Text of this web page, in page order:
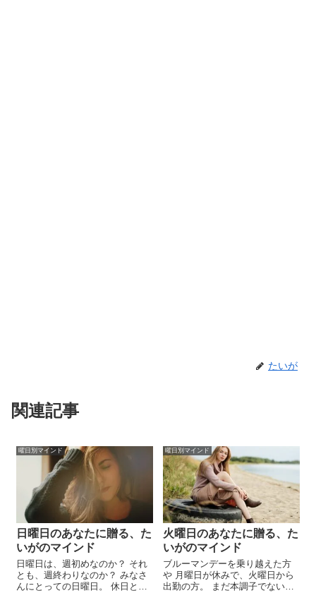
たいが
関連記事
曜日別マインド
日曜日のあなたに贈る、た
いがのマインド
日曜日は、週初めなのか？ それ
とも、週終わりなのか？ みなさ
んにとっての日曜日。 休日とな
曜日別マインド
火曜日のあなたに贈る、た
いがのマインド
ブルーマンデーを乗り越えた方
や 月曜日が休みで、火曜日から
出勤の方。 まだ本調子でないあ